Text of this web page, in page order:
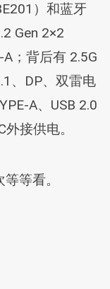
）和蓝牙
Gen 2×2
A；背后有 2.5G
、DP、双雷电
A、USB 2.0
接供电。
等看。